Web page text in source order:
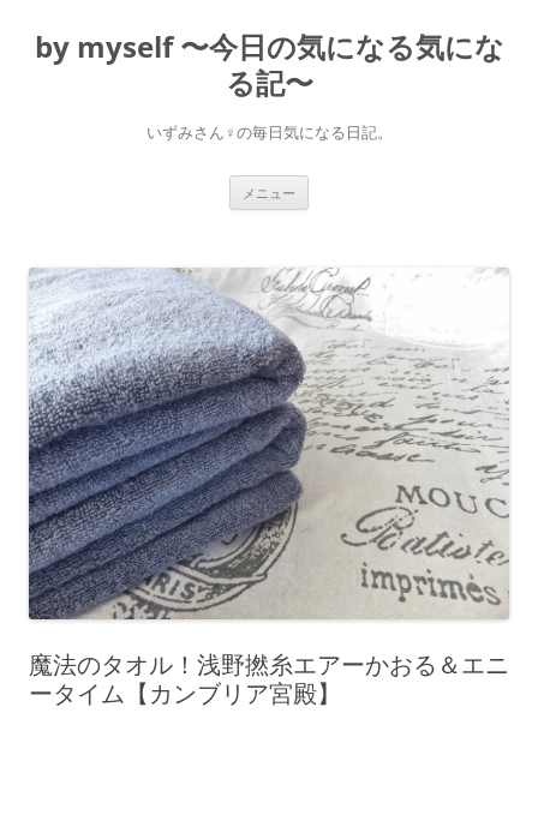
テ
ン
by myself 〜今日の気になる気にな
る記〜
いずみさん♀の毎日気になる日記。
メニュー
魔法のタオル！浅野撚糸エアーかおる＆エニ
ータイム【カンブリア宮殿】